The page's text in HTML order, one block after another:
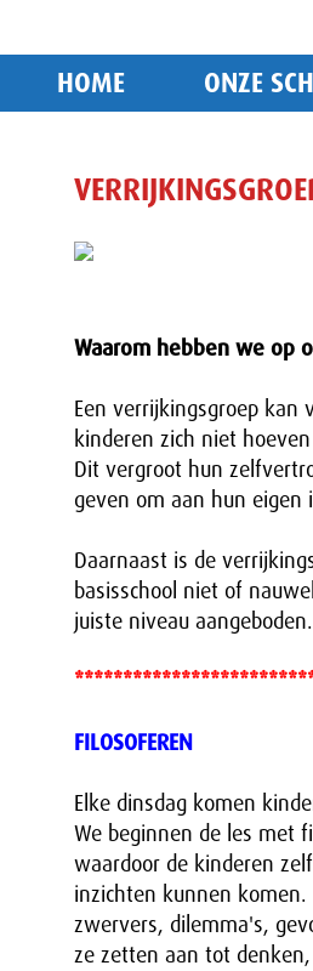
HOME ONZE
Waarom hebben we op
Een verrijkingsgroep kan
kinderen zich niet
Dit vergroot hun
geven om aan hun
Daarnaast is de
basisschool niet of
juiste niveau aangeboden.
FILOSOFEREN
Elke dinsdag komen
We beginnen de les met
waardoor de kinderen
inzichten kunnen
zwervers, dilemma's,
ze zetten aan tot